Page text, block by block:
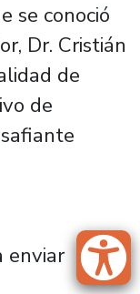
se conoció
Dr. Cristián
de
de
Muñoz
enviar